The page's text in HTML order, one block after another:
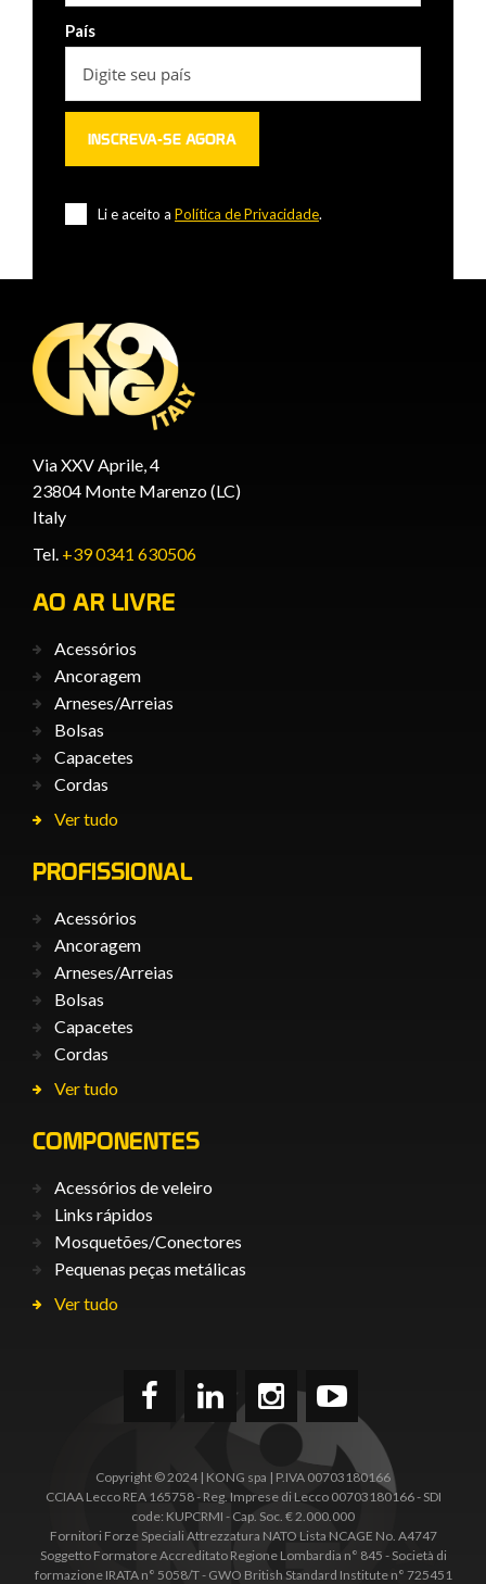
País
Li e aceito a Política de Privacidade.
Via XXV Aprile, 4
23804 Monte Marenzo (LC)
Italy
Tel. +39 0341 630506
AO AR LIVRE
Acessórios
Ancoragem
Arneses/Arreias
Bolsas
Capacetes
Cordas
Ver tudo
PROFISSIONAL
Acessórios
Ancoragem
Arneses/Arreias
Bolsas
Capacetes
Cordas
Ver tudo
COMPONENTES
Acessórios de veleiro
Links rápidos
Mosquetões/Conectores
Pequenas peças metálicas
Ver tudo
Copyright © 2024 | KONG spa | P.IVA 00703180166
CCIAA Lecco REA 165758 - Reg. Imprese di Lecco 00703180166 - SDI
code: KUPCRMI - Cap. Soc. € 2.000.000
Fornitori Forze Speciali Attrezzatura NATO Lista NCAGE No. A4747
Soggetto Formatore Accreditato Regione Lombardia n° 845 - Società di
formazione IRATA n° 5058/T - GWO British Standard Institute n° 725451